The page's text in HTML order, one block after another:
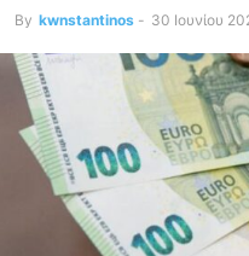
By kwnstantinos - 30 Ιουνίου